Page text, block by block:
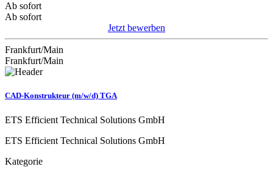
Ab sofort
Ab sofort
Jetzt bewerben
Frankfurt/Main
Frankfurt/Main
CAD-Konstrukteur (m/w/d) TGA
ETS Efficient Technical Solutions GmbH
ETS Efficient Technical Solutions GmbH
Kategorie